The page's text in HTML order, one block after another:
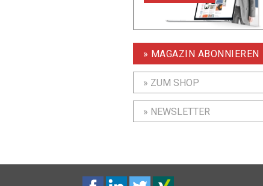
» MAGAZIN ABONNIEREN
» ZUM SHOP
» NEWSLETTER